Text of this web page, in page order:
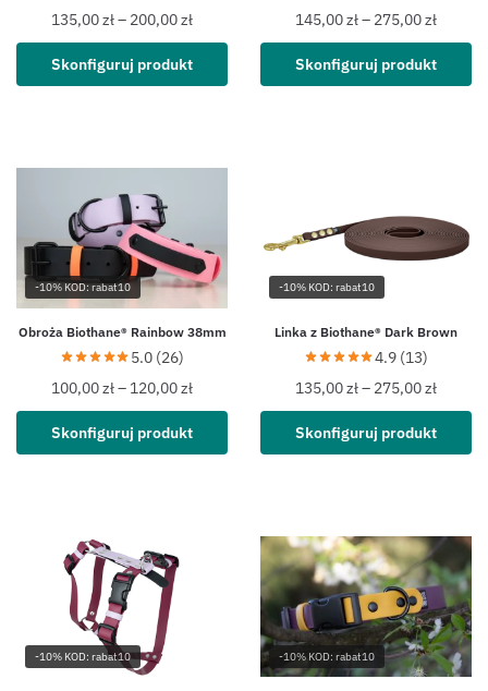
135,00zł– 200,00zł
Skonfiguruj produkt
145,00zł– 275,00zł
Skonfiguruj produkt
-10% KOD: rabat10
Obroża Biothane® Rainbow 38mm
5.0 (26)
100,00zł– 120,00zł
Skonfiguruj produkt
-10% KOD: rabat10
Linka z Biothane® Dark Brown
4.9 (13)
135,00zł– 275,00zł
Skonfiguruj produkt
-10% KOD: rabat10 -10% KOD: rabat10